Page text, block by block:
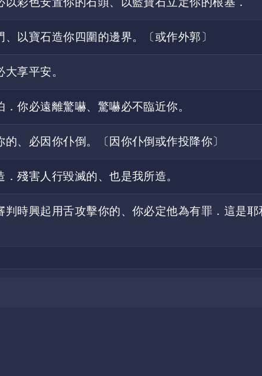
以寶石造你四圍的邊界。〔或作外郭〕
享平安。
你必遠離驚嚇、驚嚇必不臨近你。
、必因你仆倒。〔因你仆倒或作投降你〕
殘害人行毀滅的、也是我所造。
時興起用舌攻擊你的、你必定他為有罪．這是